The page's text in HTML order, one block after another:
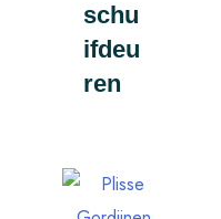
schu
ifdeu
ren